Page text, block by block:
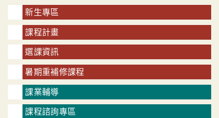
新生專區
課程計畫
選課資訊
暑期重補修課程
課業輔導
課程諮詢專區